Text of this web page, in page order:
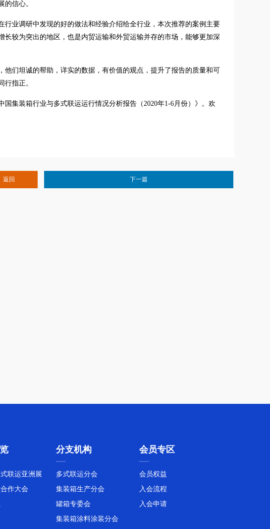
的信心。
业调研中发现的好的做法和经验介绍给全行业，本次推荐的案例主要
较为突出的地区，也是内贸运输和外贸运输并存的市场，能够更加深
们坦诚的帮助，详实的数据，有价值的观点，提升了报告的质量和可
行指正。
集装箱行业与多式联运运行情况分析报告（2020年1-6月份）》。欢
返回 下一篇
联运亚洲展
作大会
分支机构
多式联运分会
集装箱生产分会
罐箱专委会
集装箱涂料涂装分会
会员专区
会员权益
入会流程
入会申请